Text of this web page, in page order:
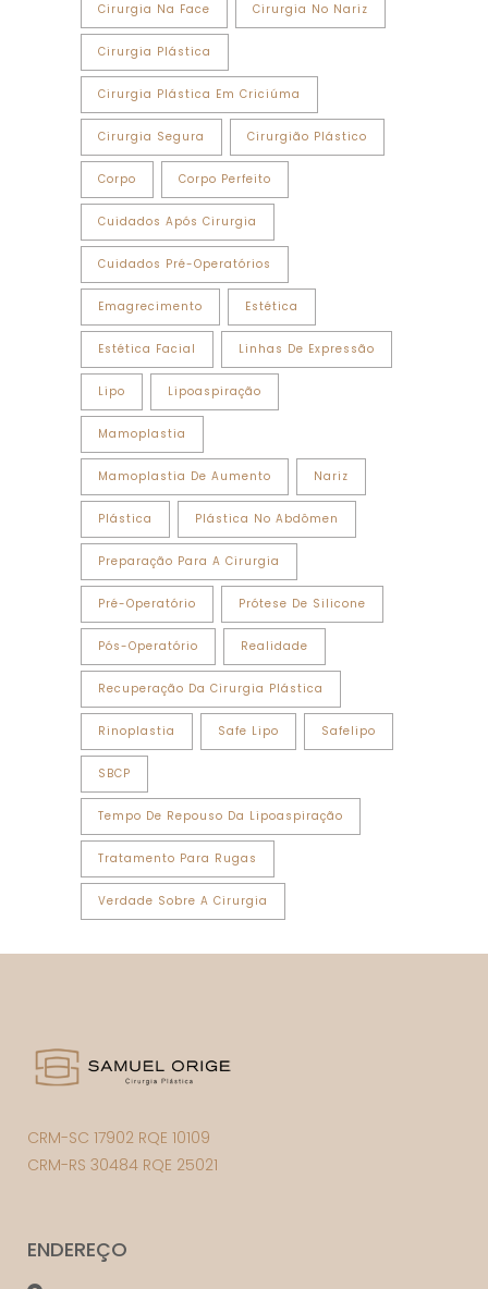
Cirurgia Na Face Cirurgia No Nariz
Cirurgia Plástica
Cirurgia Plástica Em Criciúma
Cirurgia Segura Cirurgião Plástico
Corpo Corpo Perfeito
Cuidados Após Cirurgia
Cuidados Pré-Operatórios
Emagrecimento Estética
Estética Facial Linhas De Expressão
Lipo Lipoaspiração
Mamoplastia
Mamoplastia De Aumento Nariz
Plástica Plástica No Abdômen
Preparação Para A Cirurgia
Pré-Operatório Prótese De Silicone
Pós-Operatório Realidade
Recuperação Da Cirurgia Plástica
Rinoplastia Safe Lipo Safelipo
SBCP
Tempo De Repouso Da Lipoaspiração
Tratamento Para Rugas
Verdade Sobre A Cirurgia
CRM-SC 17902 RQE 10109
CRM-RS 30484 RQE 25021
ENDEREÇO